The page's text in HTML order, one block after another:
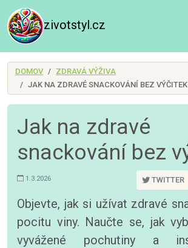
zivotstyl.cz
DOMOV
ZDRAVÁ VÝŽIVA
JAK NA ZDRAVÉ SNACKOVÁNÍ BEZ VÝČITEK
Jak na zdravé
snackování bez
1.3.2026 TWITTER
Objevte, jak si užívat zdravé
pocitu viny. Naučte se, jak
vyvážené pochutiny a